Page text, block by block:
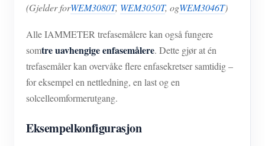
(Gjelder forWEM3080T, WEM3050T, ogWEM3046T)
Alle IAMMETER trefasemålere kan også fungere
somtre uavhengige enfasemålere. Dette gjør at én
trefasemåler kan overvåke flere enfasekretser samtidig –
for eksempel en nettledning, en last og en
solcelleomformerutgang.
Eksempelkonfigurasjon